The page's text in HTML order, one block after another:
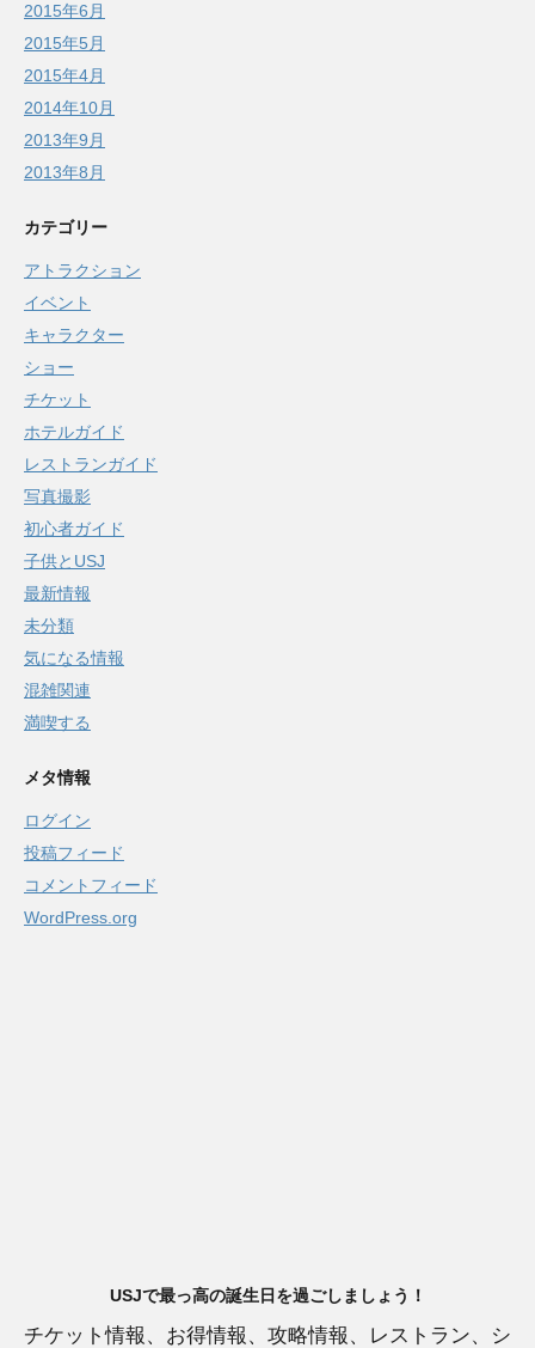
2015年6月
2015年5月
2015年4月
2014年10月
2013年9月
2013年8月
カテゴリー
アトラクション
イベント
キャラクター
ショー
チケット
ホテルガイド
レストランガイド
写真撮影
初心者ガイド
子供とUSJ
最新情報
未分類
気になる情報
混雑関連
満喫する
メタ情報
ログイン
投稿フィード
コメントフィード
WordPress.org
USJで最っ高の誕生日を過ごしましょう！
チケット情報、お得情報、攻略情報、レストラン、シ